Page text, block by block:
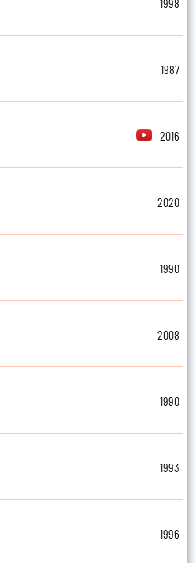
1998
1987
2016
2020
1990
2008
1990
1993
1996